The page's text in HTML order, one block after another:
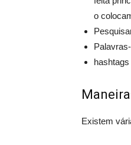
o
Existem